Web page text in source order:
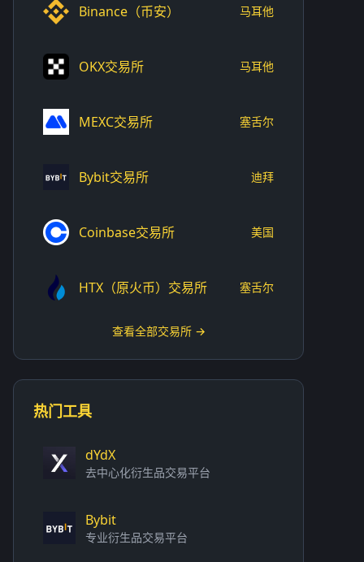
Binance（币安） 马耳他
OKX交易所 马耳他
MEXC交易所 塞舌尔
Bybit交易所 迪拜
Coinbase交易所 美国
HTX（原火币）交易所 塞舌尔
查看全部交易所 →
热门工具
dYdX
去中心化衍生品交易平台
Bybit
专业衍生品交易平台